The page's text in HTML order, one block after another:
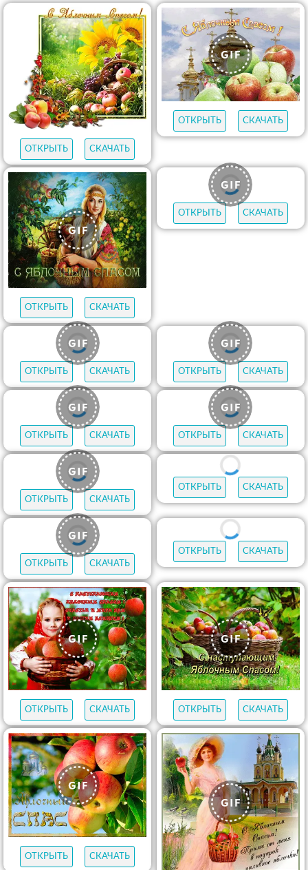
ОТКРЫТЬ СКАЧАТЬ
ОТКРЫТЬ СКАЧАТЬ
ОТКРЫТЬ СКАЧАТЬ
ПРОСМОТРИТЕ ТАКЖЕ
Открытки с Днем
рождения
ОТКРЫТЬ СКАЧАТЬ
ОТКРЫТЬ СКАЧАТЬ
ОТКРЫТЬ СКАЧАТЬ
ОТКРЫТЬ СКАЧАТЬ
ОТКРЫТЬ СКАЧАТЬ ОТКРЫТЬ СКАЧАТЬ
ОТКРЫТЬ СКАЧАТЬ ОТКРЫТЬ СКАЧАТЬ
ОТКРЫТЬ СКАЧАТЬ ОТКРЫТЬ СКАЧАТЬ